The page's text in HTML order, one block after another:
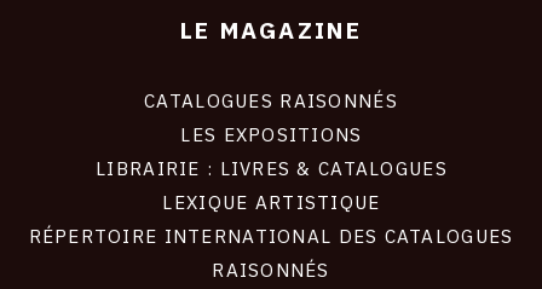
LE MAGAZINE
CATALOGUES RAISONNÉS
LES EXPOSITIONS
LIBRAIRIE : LIVRES & CATALOGUES
LEXIQUE ARTISTIQUE
RÉPERTOIRE INTERNATIONAL DES CATALOGUES
RAISONNÉS